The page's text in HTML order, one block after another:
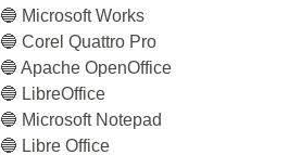
🔵 Microsoft Works
🔵 Corel Quattro Pro
🔵 Apache OpenOffice
🔵 LibreOffice
🔵 Microsoft Notepad
🔵 Libre Office